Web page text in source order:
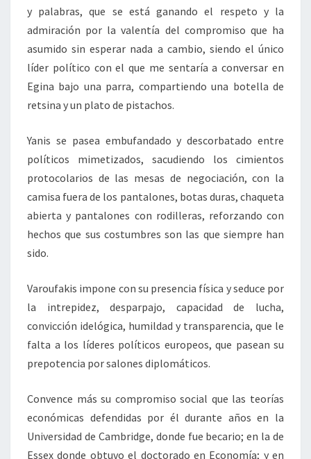
y palabras, que se está ganando el respeto y la
admiración por la valentía del compromiso que ha
asumido sin esperar nada a cambio, siendo el único
líder político con el que me sentaría a conversar en
Egina bajo una parra, compartiendo una botella de
retsina y un plato de pistachos.
Yanis se pasea embufandado y descorbatado entre
políticos mimetizados, sacudiendo los cimientos
protocolarios de las mesas de negociación, con la
camisa fuera de los pantalones, botas duras, chaqueta
abierta y pantalones con rodilleras, reforzando con
hechos que sus costumbres son las que siempre han
sido.
Varoufakis impone con su presencia física y seduce por
la intrepidez, desparpajo, capacidad de lucha,
convicción idelógica, humildad y transparencia, que le
falta a los líderes políticos europeos, que pasean su
prepotencia por salones diplomáticos.
Convence más su compromiso social que las teorías
económicas defendidas por él durante años en la
Universidad de Cambridge, donde fue becario; en la de
Essex donde obtuvo el doctorado en Economía; y en